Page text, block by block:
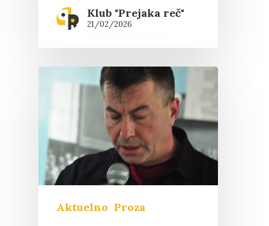
Klub "Prejaka reč"
21/02/2026
Aktuelno Proza